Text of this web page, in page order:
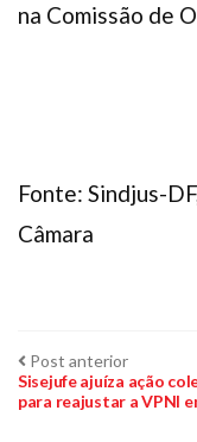
na Comissão de
Fonte: Sindjus-
Câmara
Navegação
de
Post anteriorPost
anterior:
Sisejufe ajuíza ação
para reajustar a VPNI